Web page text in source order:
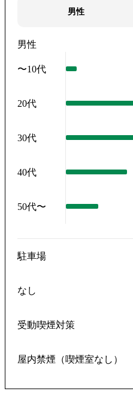
男性
男性
〜10代
20代
30代
40代
50代〜
駐車場
なし
受動喫煙対策
屋内禁煙（喫煙室なし）